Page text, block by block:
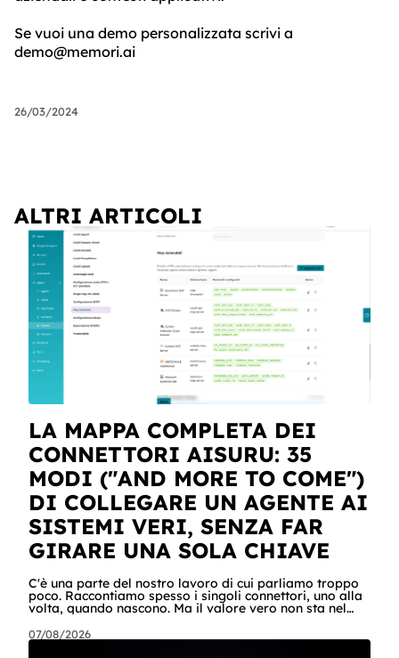
Se vuoi una demo personalizzata scrivi a
demo@memori.ai
26/03/2024
ALTRI ARTICOLI
LA MAPPA COMPLETA DEI
CONNETTORI AISURU: 35
MODI ("AND MORE TO COME")
DI COLLEGARE UN AGENTE AI
SISTEMI VERI, SENZA FAR
GIRARE UNA SOLA CHIAVE
C'è una parte del nostro lavoro di cui parliamo troppo
poco. Raccontiamo spesso i singoli connettori, uno alla
volta, quando nascono. Ma il valore vero non sta nel
succede quando i pezzi lavorano insieme. Stamattina
alle 6, per dire, un agente ha attraversato cinque
07/08/2026